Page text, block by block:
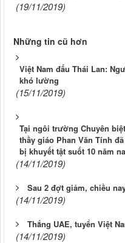
(19/11/2019)
Những tin cũ hơn
Việt Nam đấu Thái Lan:
khó lường
(15/11/2019)
Tại ngôi trường Chuyên
thầy giáo Phan Văn Tính
bị khuyết tật suốt 10 năm
(14/11/2019)
Sau 2 đợt giảm, chiều
(14/11/2019)
Thắng UAE, tuyển Việt
(14/11/2019)